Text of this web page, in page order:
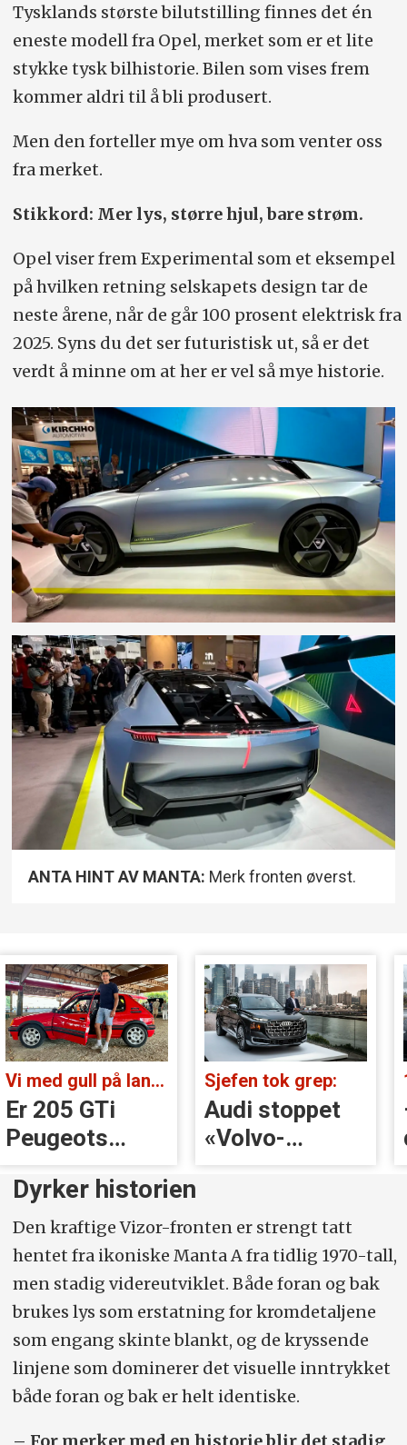
Tysklands største bilutstilling finnes det én
eneste modell fra Opel, merket som er et lite
stykke tysk bilhistorie. Bilen som vises frem
kommer aldri til å bli produsert.
Men den forteller mye om hva som venter oss
fra merket.
Stikkord: Mer lys, større hjul, bare strøm.
Opel viser frem Experimental som et eksempel
på hvilken retning selskapets design tar de
neste årene, når de går 100 prosent elektrisk fra
2025. Syns du det ser futuristisk ut, så er det
verdt å minne om at her er vel så mye historie.
ANTA HINT AV MANTA: Merk fronten øverst.
Vi med gull på landsbygda:
Er 205 GTi
Peugeots
beste
øyeblikk?
Sjefen tok grep:
Audi stoppet
«Volvo-
håndtak» rett
Dyrker historien
Den kraftige Vizor-fronten er strengt tatt
hentet fra ikoniske Manta A fra tidlig 1970-tall,
men stadig videreutviklet. Både foran og bak
brukes lys som erstatning for kromdetaljene
som engang skinte blankt, og de kryssende
linjene som dominerer det visuelle inntrykket
både foran og bak er helt identiske.